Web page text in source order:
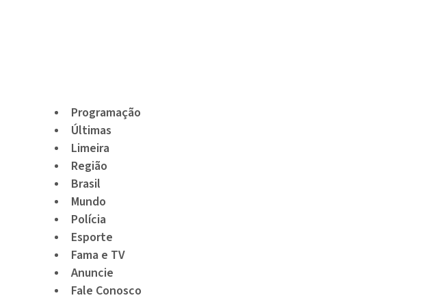
Programação
Últimas
Limeira
Região
Brasil
Mundo
Polícia
Esporte
Fama e TV
Anuncie
Fale Conosco